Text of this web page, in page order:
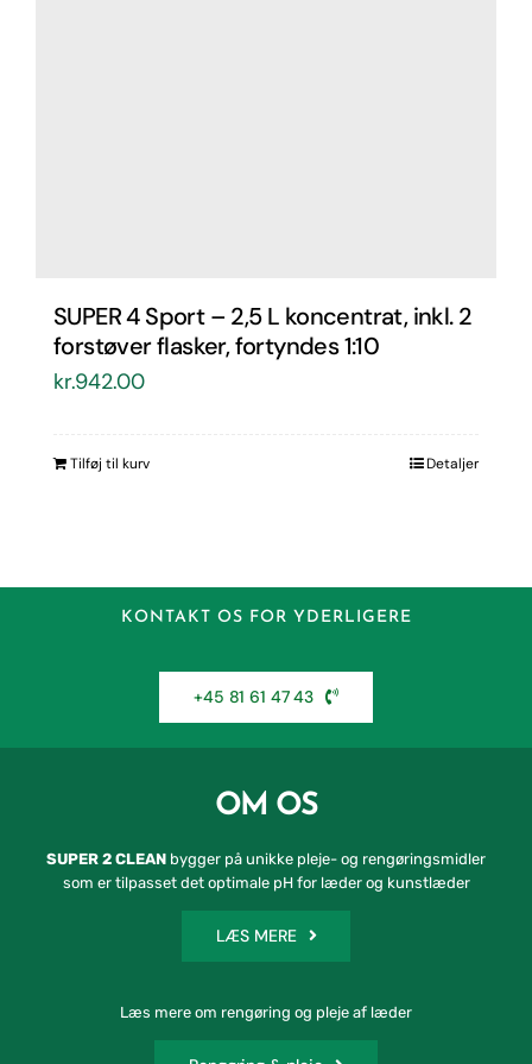
SUPER 4 Sport – 2,5 L koncentrat, inkl. 2
forstøver flasker, fortyndes 1:10
kr.942.00
Tilføj til kurv Detaljer
KONTAKT OS FOR YDERLIGERE
+45 81 61 47 43
OM OS
SUPER 2 CLEAN bygger på unikke pleje- og rengøringsmidler
som er tilpasset det optimale pH for læder og kunstlæder
LÆS MERE
Læs mere om rengøring og pleje af læder